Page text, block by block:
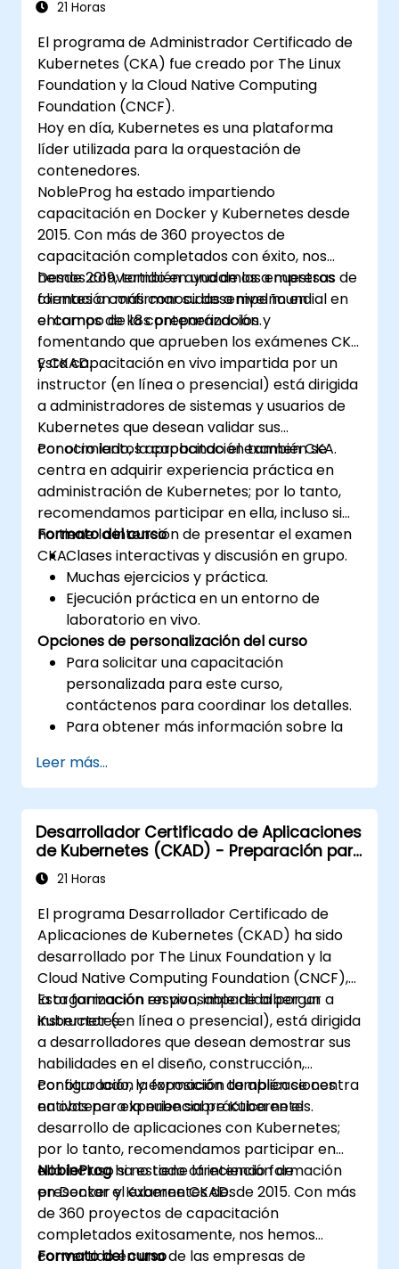
un entorno SD-WAN.
problemas en entornos SD-WAN.
21 Horas
El programa de Administrador Certificado de
Kubernetes (CKA) fue creado por The Linux
Foundation y la Cloud Native Computing
Foundation (CNCF).
Hoy en día, Kubernetes es una plataforma
líder utilizada para la orquestación de
contenedores.
NobleProg ha estado impartiendo
capacitación en Docker y Kubernetes desde
2015. Con más de 360 proyectos de
capacitación completados con éxito, nos
hemos convertido en una de las empresas de
formación más conocidas a nivel mundial en
el campo de la contenerización.
Desde 2019, también ayudamos a nuestros
clientes a confirmar su desempeño en
entornos de k8s preparándolos y
fomentando que aprueben los exámenes CKA
y CKAD.
Esta capacitación en vivo impartida por un
instructor (en línea o presencial) está dirigida
a administradores de sistemas y usuarios de
Kubernetes que desean validar sus
conocimientos aprobando el examen CKA.
Por otro lado, la capacitación también se
centra en adquirir experiencia práctica en
administración de Kubernetes; por lo tanto,
recomendamos participar en ella, incluso si
no tiene la intención de presentar el examen
CKA.
Formato del curso
Clases interactivas y discusión en grupo.
Muchas ejercicios y práctica.
Ejecución práctica en un entorno de
laboratorio en vivo.
Opciones de personalización del curso
Para solicitar una capacitación
personalizada para este curso,
contáctenos para coordinar los detalles.
Para obtener más información sobre la
https://training.linuxfoundation.org/
kubernetes-administrator-cka
Leer más...
Desarrollador Certificado de Aplicaciones
de Kubernetes (CKAD) - Preparación para
el examen
21 Horas
El programa Desarrollador Certificado de
Aplicaciones de Kubernetes (CKAD) ha sido
desarrollado por The Linux Foundation y la
Cloud Native Computing Foundation (CNCF),
la organización responsable de albergar a
Kubernetes.
Esta formación en vivo, impartida por un
instructor (en línea o presencial), está dirigida
a desarrolladores que desean demostrar sus
habilidades en el diseño, construcción,
configuración y exposición de aplicaciones
nativas para la nube sobre Kubernetes.
Por otro lado, la formación también se centra
en obtener experiencia práctica en el
desarrollo de aplicaciones con Kubernetes;
por lo tanto, recomendamos participar en
ella incluso si no tiene la intención de
presentar el examen CKAD.
NobleProgha estado ofreciendo formación
en Docker y Kubernetes desde 2015. Con más
de 360 proyectos de capacitación
completados exitosamente, nos hemos
convertido en una de las empresas de
Formato del curso